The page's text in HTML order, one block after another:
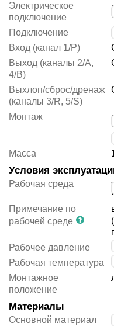
Электрическое
подключение
Подключение
Вход (канал 1/P)
Выход (каналы 2/A,
4/B)
Выхлоп/сброс/дренаж
(каналы 3/R, 5/S)
Монтаж
Масса
Условия
Рабочая среда
Примечание по
рабочей среде
Рабочее давление
Рабочая температура
Монтажное
положение
Материалы
Основной материал